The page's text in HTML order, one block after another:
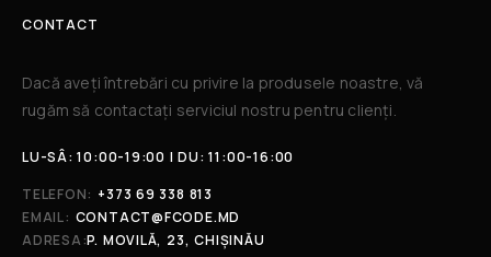
CONTACT
Dacă aveți întrebări cu privire la produsele noastre, vă
rugăm să contactați serviciul nostru pentru clienți.​
LU-SÂ: 10:00-19:00 | DU: 11:00-16:00
TELEFON: +373 69 338 813
EMAIL: CONTACT@FCODE.MD
ADRESA:P. MOVILĂ, 23, CHIȘINĂU